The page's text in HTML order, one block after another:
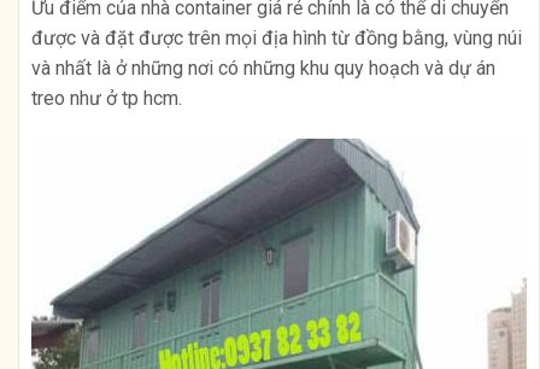
Ưu điểm của nhà container giá rẻ chính là có thể di chuyển
được và đặt được trên mọi địa hình từ đồng bằng, vùng núi
và nhất là ở những nơi có những khu quy hoạch và dự án
treo như ở tp hcm.